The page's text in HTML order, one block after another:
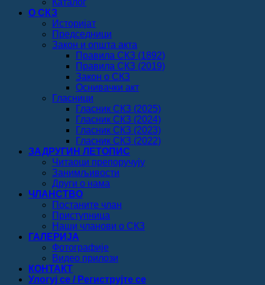
Каталог
О СКЗ
Историјат
Председници
Закон и општа акта
Правила СКЗ (1892)
Правила СКЗ (2019)
Закон о СКЗ
Оснивачки акт
Гласници
Гласник СКЗ (2025)
Гласник СКЗ (2024)
Гласник СКЗ (2023)
Гласник СКЗ (2022)
ЗАДРУГИН ЛЕТОПИС
Читаоци препоручују
Занимљивости
Други о нама
ЧЛАНСТВО
Постаните члан
Приступница
Наши чланови о СКЗ
ГАЛЕРИЈА
Фотографије
Видео прилози
КОНТАКТ
Улогуј се / Региструјте се